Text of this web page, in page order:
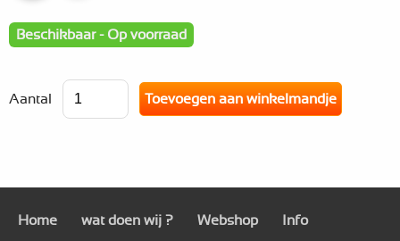
Beschikbaar - Op voorraad
Aantal
Home wat doen wij ? Webshop Info